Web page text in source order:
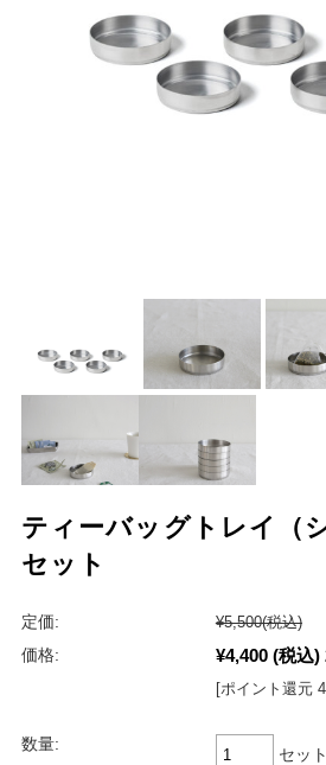
ティーバッグトレイ（
セット
定価: ¥5,500(税込)
価格:
¥4,400 (税込)
[ポイント還元
数量:
セット